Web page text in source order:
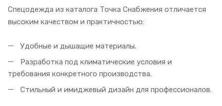
Спецодежда из каталога Точка Снабжения отличается
высоким качеством и практичностью:
Удобные и дышащие материалы.
Разработка под климатические условия и
требования конкретного производства.
Стильный и имиджевый дизайн для профессионалов.